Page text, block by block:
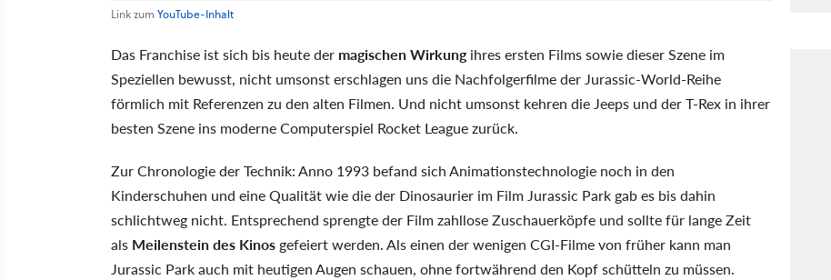
Link zum YouTube-Inhalt
Das Franchise ist sich bis heute der magischen Wirkungihres ersten Films sowie dieser Szene im
Speziellen bewusst, nicht umsonst erschlagen uns die Nachfolgerfilme der Jurassic-World-Reihe
förmlich mit Referenzen zu den alten Filmen. Und nicht umsonst kehren die Jeeps und der T-Rex in ihrer
besten Szene ins moderne Computerspiel Rocket League zurück.
Zur Chronologie der Technik: Anno 1993 befand sich Animationstechnologie noch in den
Kinderschuhen und eine Qualität wie die der Dinosaurier im Film Jurassic Park gab es bis dahin
schlichtweg nicht. Entsprechend sprengte der Film zahllose Zuschauerköpfe und sollte für lange Zeit
als Meilenstein des Kinos gefeiert werden. Als einen der wenigen CGI-Filme von früher kann man
Jurassic Park auch mit heutigen Augen schauen, ohne fortwährend den Kopf schütteln zu müssen.